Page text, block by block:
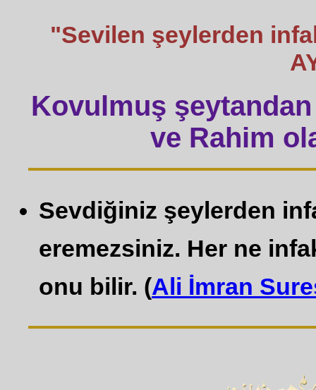
"Sevilen şeylerden
Kovulmuş şeytandan
ve Rahim
Sevdiğiniz şeylerden
eremezsiniz. Her ne
onu bilir. (Ali İmran